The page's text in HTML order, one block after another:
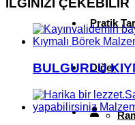
Pratik
Diğer
İLGİNİZİ ÇEKEBİLİR
BULGURLU